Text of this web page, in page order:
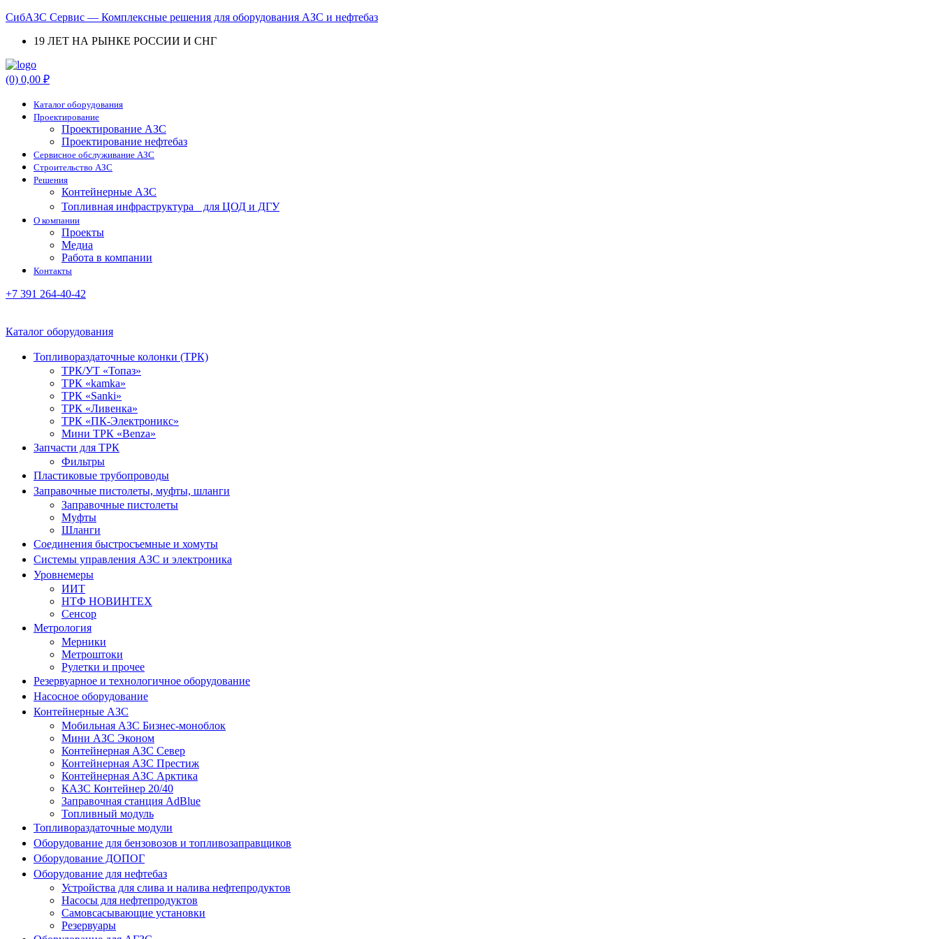
СибАЗС Сервис — Комплексные решения для оборудования АЗС и нефтебаз
19 ЛЕТ НА РЫНКЕ РОССИИ И СНГ
Menu
(0) 0,00 ₽
Каталог оборудования
Проектирование
Проектирование АЗС
Проектирование нефтебаз
Cервисное обслуживание АЗС
Строительство АЗС
Решения
Контейнерные АЗС
Топливная инфраструктура для ЦОД и ДГУ
О компании
Проекты
Медиа
Работа в компании
Контакты
+7 391 264-40-42
Каталог оборудования
Топливораздаточные колонки (ТРК)
ТРК/УТ «Топаз»
ТРК «kamka»
ТРК «Sanki»
ТРК «Ливенка»
ТРК «ПК-Электроникс»
Мини ТРК «Benza»
Запчасти для ТРК
Фильтры
Пластиковые трубопроводы
Заправочные пистолеты, муфты, шланги
Заправочные пистолеты
Муфты
Шланги
Соединения быстросъемные и хомуты
Системы управления АЗС и электроника
Уровнемеры
ИИТ
НТФ НОВИНТЕХ
Сенсор
Метрология
Мерники
Метроштоки
Рулетки и прочее
Резервуарное и технологичное оборудование
Насосное оборудование
Контейнерные АЗС
Мобильная АЗС Бизнес-моноблок
Мини АЗС Эконом
Контейнерная АЗС Север
Контейнерная АЗС Престиж
Контейнерная АЗС Арктика
КАЗС Контейнер 20/40
Заправочная станция AdBlue
Топливный модуль
Топливораздаточные модули
Оборудование для бензовозов и топливозаправщиков
Оборудование ДОПОГ
Оборудование для нефтебаз
Устройства для слива и налива нефтепродуктов
Насосы для нефтепродуктов
Самовсасывающие установки
Резервуары